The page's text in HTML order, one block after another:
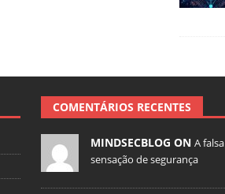
COMENTÁRIOS RECENTES
MINDSECBLOG ON A falsa
sensação de segurança